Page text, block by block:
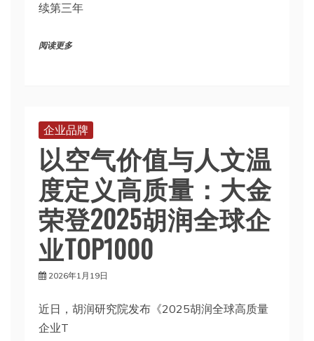
续第三年
阅读更多
企业品牌
以空气价值与人文温
度定义高质量：大金
荣登2025胡润全球企
业TOP1000
2026年1月19日
近日，胡润研究院发布《2025胡润全球高质量
企业T